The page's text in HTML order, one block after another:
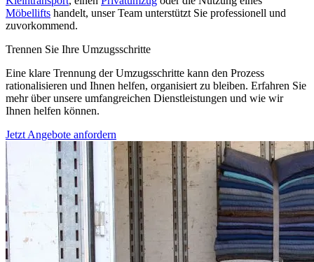
Möbellifts handelt, unser Team unterstützt Sie professionell und
zuvorkommend.
Trennen Sie Ihre Umzugsschritte
Eine klare Trennung der Umzugsschritte kann den Prozess
rationalisieren und Ihnen helfen, organisiert zu bleiben. Erfahren Sie
mehr über unsere umfangreichen Dienstleistungen und wie wir
Ihnen helfen können.
Jetzt Angebote anfordern